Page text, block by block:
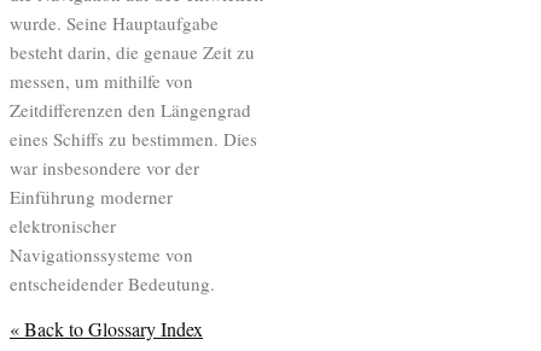
wurde. Seine Hauptaufgabe
besteht darin, die genaue Zeit zu
messen, um mithilfe von
Zeitdifferenzen den Längengrad
eines Schiffs zu bestimmen. Dies
war insbesondere vor der
Einführung moderner
elektronischer
Navigationssysteme von
entscheidender Bedeutung.
« Back to Glossary Index